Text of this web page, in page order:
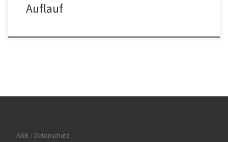
Auflauf
AGB / Datenschutz